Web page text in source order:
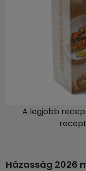
A legjobb
Házasság 2026